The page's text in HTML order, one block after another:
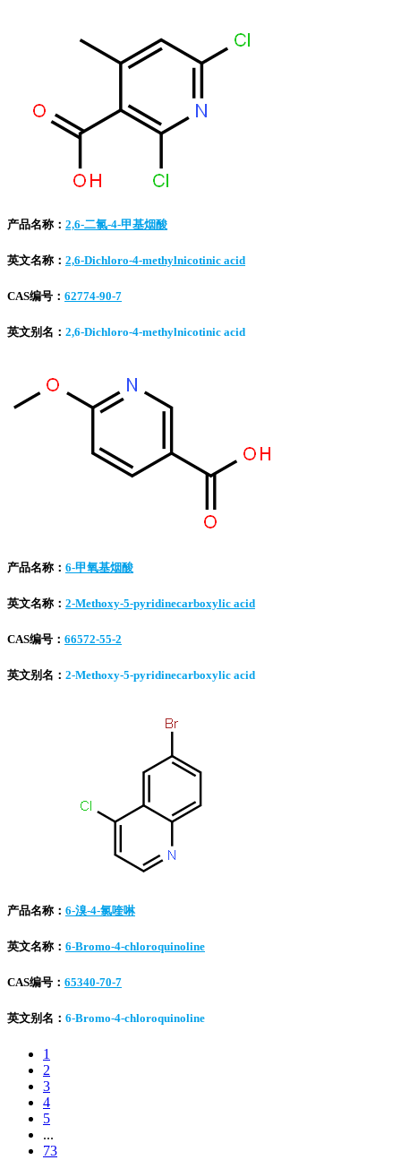
产品名称： 2,6-二氯-4-甲基烟酸
英文名称： 2,6-Dichloro-4-methylnicotinic acid
CAS编号： 62774-90-7
英文别名： 2,6-Dichloro-4-methylnicotinic acid
产品名称： 6-甲氧基烟酸
英文名称： 2-Methoxy-5-pyridinecarboxylic acid
CAS编号： 66572-55-2
英文别名： 2-Methoxy-5-pyridinecarboxylic acid
产品名称： 6-溴-4-氯喹啉
英文名称： 6-Bromo-4-chloroquinoline
CAS编号： 65340-70-7
英文别名： 6-Bromo-4-chloroquinoline
1
2
3
4
5
...
73